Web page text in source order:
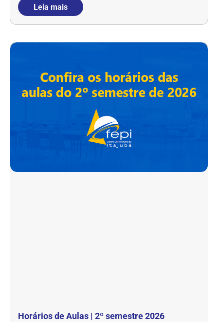
Leia mais
Horários de Aulas | 2º semestre 2026